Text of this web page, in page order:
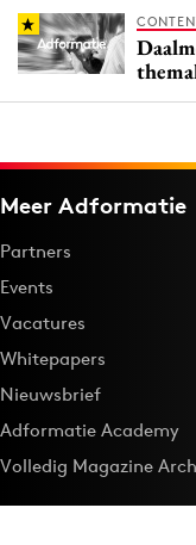
Meer Adformatie
Partners
Events
Vacatures
Whitepapers
Nieuwsbrief
Adformatie Academy
Volledig Magazine